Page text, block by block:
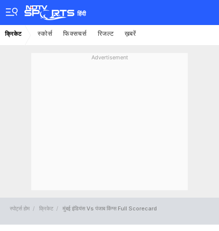
हिंदी
क्रिकेट स्कोर्स फिक्सचर्स रिजल्ट ख़बरें
Advertisement
स्पोर्ट्स होम क्रिकेट मुंबई इंडियंस Vs पंजाब किंग्स Full Scorecard